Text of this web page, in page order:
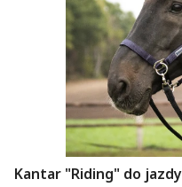
Kantar "Riding" do